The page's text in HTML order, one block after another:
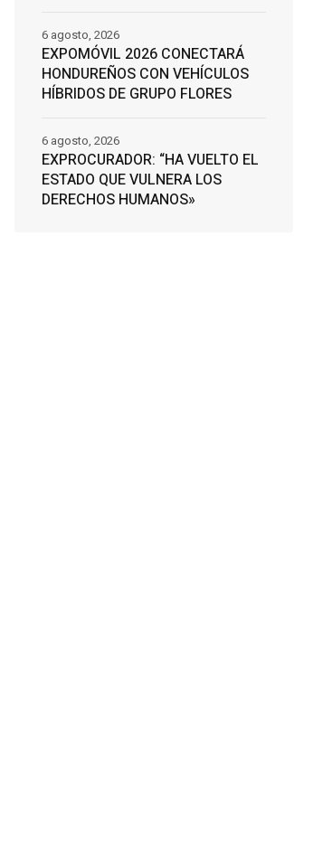
EXPOMÓVIL 2026 CONECTARÁ
HONDUREÑOS CON VEHÍCULOS
HÍBRIDOS DE GRUPO FLORES
6 agosto, 2026
EXPROCURADOR: “HA VUELTO EL
ESTADO QUE VULNERA LOS
DERECHOS HUMANOS»
6 agosto, 2026